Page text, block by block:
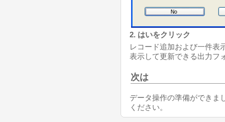
2. はいをクリック
レコード追加および一件表
表示して更新できる出力フ
次は
データ操作の準備ができま
ください。